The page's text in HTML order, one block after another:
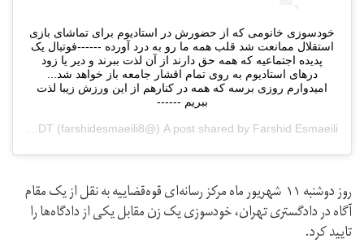
خودسوزی خانومی که از حضورش در استادیوم برای تماشای بازی
استقلال ممانعت شد قلب همه ما رو به درد آورده ------فوتبال یک
پدیده اجتماعیه که همه حق دارند از آن لذت ببرند و دیر یا زود
درهای استادیوم به روی تمام اقشار جامعه باز خواهد شد...
امیدوارم روزی برسه که همه در کنارهم از این ورزش زیبا لذت
ببریم ------
A post shared by Farshid Esmaeili
(@farshidesmaeili8‏) on
Sep 7, 2019 at 2:09am PDT
روز دوشنبه ۱۱ شهریور ماه مرکز رسانه‌ای قوه‌قضاییه به نقل از یک مقام
آگاه در دادگستری تهران، خودسوزی یک زن مقابل یکی از دادگاه‌ها را
تایید کرد.